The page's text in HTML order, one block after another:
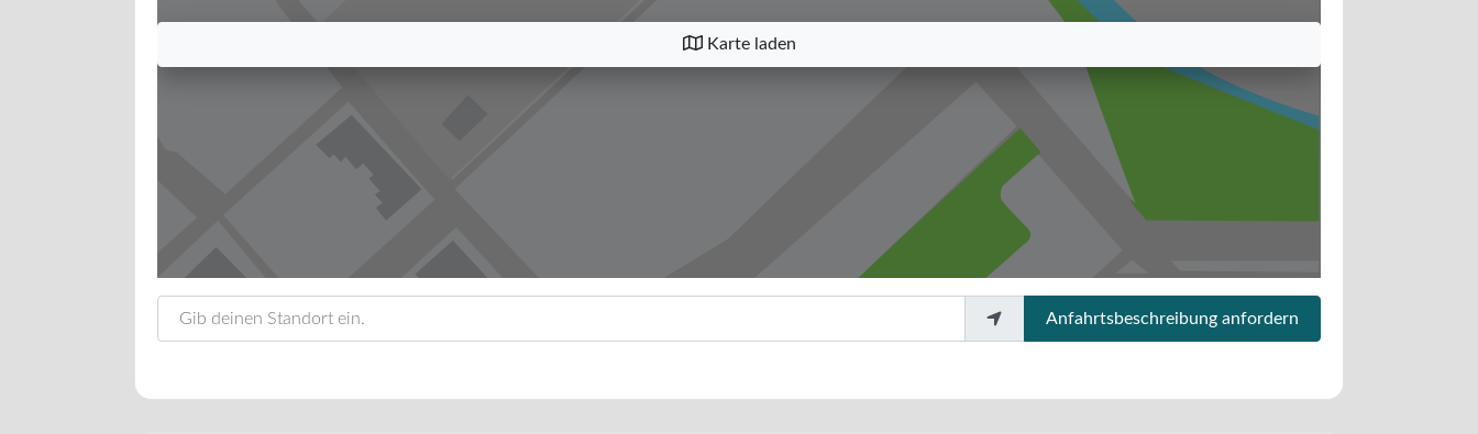
Karte laden
Anfahrtsbeschreibung anfordern